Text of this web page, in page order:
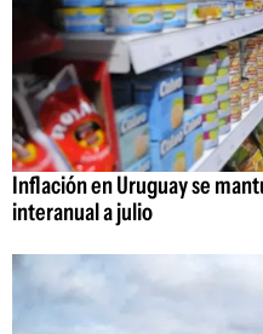
Inflación en Uruguay se
interanual a julio